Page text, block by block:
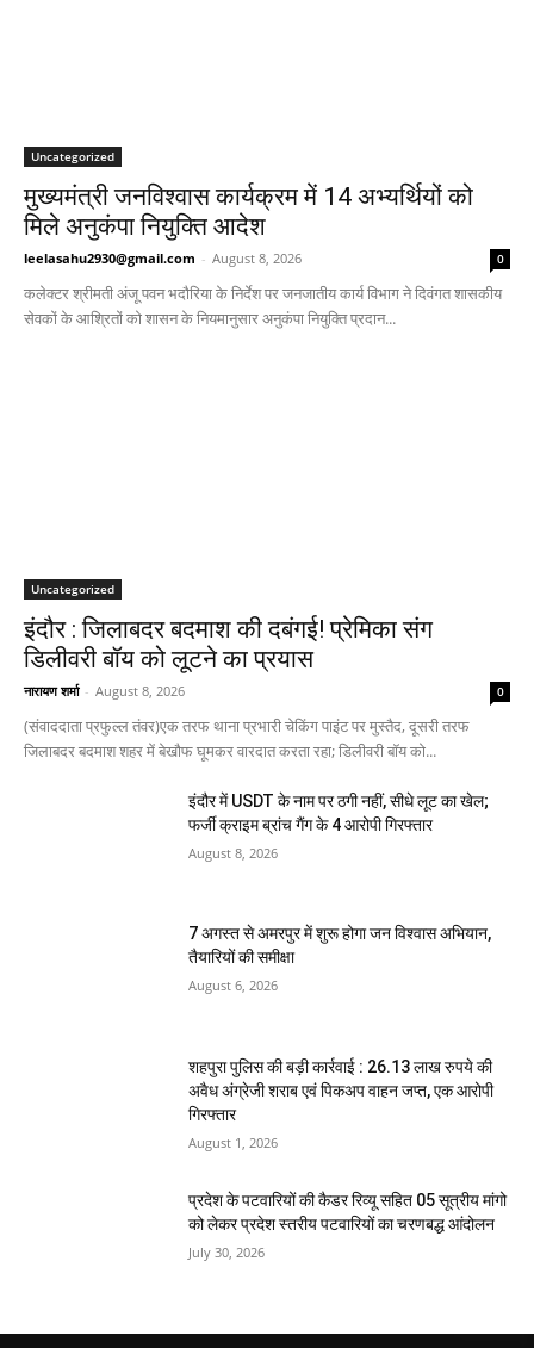
Uncategorized
मुख्यमंत्री जनविश्वास कार्यक्रम में 14 अभ्यर्थियों को
मिले अनुकंपा नियुक्ति आदेश
leelasahu2930@gmail.com - August 8, 2026 0
कलेक्टर श्रीमती अंजू पवन भदौरिया के निर्देश पर जनजातीय कार्य विभाग ने दिवंगत शासकीय
सेवकों के आश्रितों को शासन के नियमानुसार अनुकंपा नियुक्ति प्रदान...
Uncategorized
इंदौर : जिलाबदर बदमाश की दबंगई! प्रेमिका संग
डिलीवरी बॉय को लूटने का प्रयास
नारायण शर्मा - August 8, 2026 0
(संवाददाता प्रफुल्ल तंवर)एक तरफ थाना प्रभारी चेकिंग पाइंट पर मुस्तैद, दूसरी तरफ
जिलाबदर बदमाश शहर में बेखौफ घूमकर वारदात करता रहा; डिलीवरी बॉय को...
इंदौर में USDT के नाम पर ठगी नहीं, सीधे लूट का खेल;
फर्जी क्राइम ब्रांच गैंग के 4 आरोपी गिरफ्तार
August 8, 2026
7 अगस्त से अमरपुर में शुरू होगा जन विश्वास अभियान,
तैयारियों की समीक्षा
August 6, 2026
शहपुरा पुलिस की बड़ी कार्रवाई : 26.13 लाख रुपये की
अवैध अंग्रेजी शराब एवं पिकअप वाहन जप्त, एक आरोपी
गिरफ्तार
August 1, 2026
प्रदेश के पटवारियों की कैडर रिव्यू सहित 05 सूत्रीय मांगो
को लेकर प्रदेश स्तरीय पटवारियों का चरणबद्ध आंदोलन
July 30, 2026